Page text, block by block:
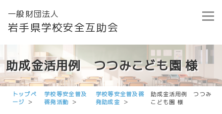
一般財団法人
岩手県学校安全互助会
助成金活用例 つつみこども園 様
トップペ
ージ
学校等安全普及
啓発活動
学校等安全普及啓
発助成金
助成金活用例 つつみ
こども園 様